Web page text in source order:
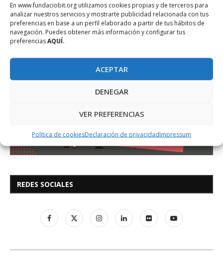
En www.fundaciobit.org utilizamos cookies propias y de terceros para
analizar nuestros servicios y mostrarte publicidad relacionada con tus
preferencias en base a un perfil elaborado a partir de tus hábitos de
navegación. Puedes obtener más información y configurar tus
preferenciasAQUÍ.
ACEPTAR
DENEGAR
VER PREFERENCIAS
Política de cookiesDeclaración de privacidadImpressum
REDES SOCIALES